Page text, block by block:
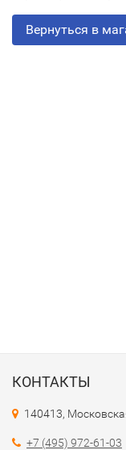
Вернуться в
КОНТАКТЫ
140413,
+7 (495) 972-61-03